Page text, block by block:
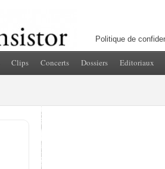
Politique de
Clips Concerts Dossiers Editoriaux